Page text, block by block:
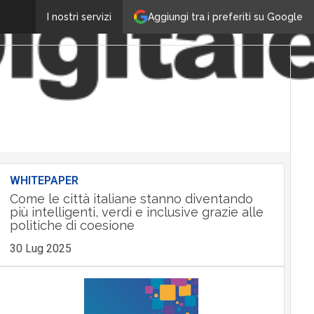
Aggiungi tra i preferiti su Google
I nostri servizi
WHITEPAPER
Come le città italiane stanno diventando
più intelligenti, verdi e inclusive grazie alle
politiche di coesione
30 Lug 2025